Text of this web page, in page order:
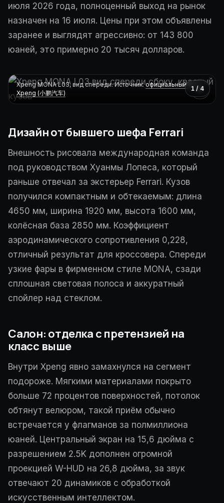
июля 2026 года, полноценный выход на рынок
назначен на 16 июля. Цены при этом объявлены
заранее и выглядят агрессивно: от 143 800
юаней, это примерно 20 тысяч долларов.
Xpeng MONA L03, вид спереди. Источник:официальный сайт
Xpeng (小鹏汽车)
›
1 / 4
Дизайн от бывшего шефа Ferrari
Внешность рисовала международная команда
под руководством Хуанмы Лопеса, который
раньше отвечал за экстерьер Ferrari. Кузов
получился компактным и обтекаемым: длина
4650 мм, ширина 1920 мм, высота 1600 мм,
колёсная база 2850 мм. Коэффициент
аэродинамического сопротивления 0,228,
отличный результат для кроссовера. Спереди
узкие фары в фирменном стиле MONA, сзади
сплошная световая полоса и аккуратный
спойлер над стеклом.
Салон: отделка с претензией на
класс выше
Внутри Xpeng явно замахнулся на сегмент
подороже. Мягкими материалами покрыто
больше 72 процентов поверхностей, потолок
обтянут велюром, такой приём обычно
встречается у флагманов за полмиллиона
юаней. Центральный экран на 15,6 дюйма с
разрешением 2.5K дополнен огромной
проекцией W-HUD на 26,8 дюйма, за звук
отвечают 20 динамиков с обработкой
искусственным интеллектом.